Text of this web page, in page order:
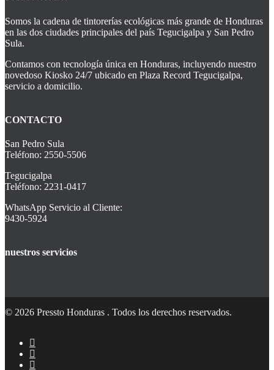
Somos la cadena de tintorerías ecológicas más grande de Honduras
en las dos ciudades principales del país Tegucigalpa y San Pedro
Sula.
Contamos con tecnología única en Honduras, incluyendo nuestro
novedoso Kiosko 24/7 ubicado en Plaza Record Tegucigalpa,
servicio a domicilio.
CONTACTO
San Pedro Sula
Teléfono: 2550-5506
Tegucigalpa
Teléfono: 2231-0417
WhatsApp Servicio al Cliente:
9430-5924
nuestros servicios
© 2026 Pressto Honduras . Todos los derechos reservados.